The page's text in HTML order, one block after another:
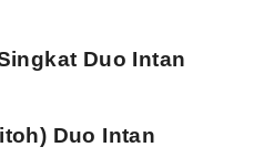
Duo Intan
Duo Intan